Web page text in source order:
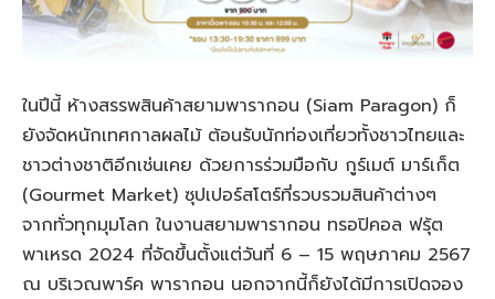
ในปีนี้ ห้างสรรพสินค้าสยามพารากอน (Siam Paragon) ก็
ยังจัดหนักเทศกาลผลไม้ ต้อนรับนักท่องเที่ยวทั้งชาวไทยและ
ชาวต่างชาติอีกเช่นเคย ด้วยการร่วมมือกับ กูร์เมต์ มาร์เก็ต
(Gourmet Market) ซุปเปอร์สโตร์ที่รวบรวมสินค้าต่างๆ
จากทั่วทุกมุมโลก ในงานสยามพารากอน ทรอปิคอล ฟรุ้ต
พาเหรด 2024 ที่จัดขึ้นตั้งแต่วันที่ 6 – 15 พฤษภาคม 2567
ณ บริเวณพาร์ค พารากอน นอกจากนี้ก็ยังได้มีการเปิดจอง